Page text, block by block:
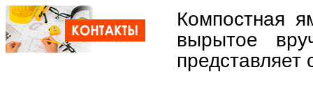
Компостная
вырытое